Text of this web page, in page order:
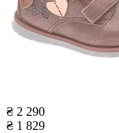
₴ 2 290
₴ 1 829